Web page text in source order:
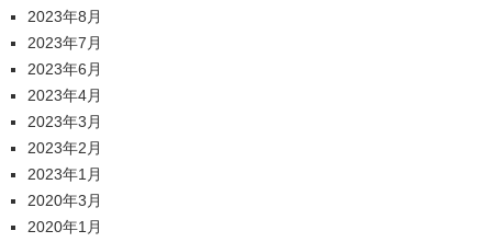
2023年8月
2023年7月
2023年6月
2023年4月
2023年3月
2023年2月
2023年1月
2020年3月
2020年1月